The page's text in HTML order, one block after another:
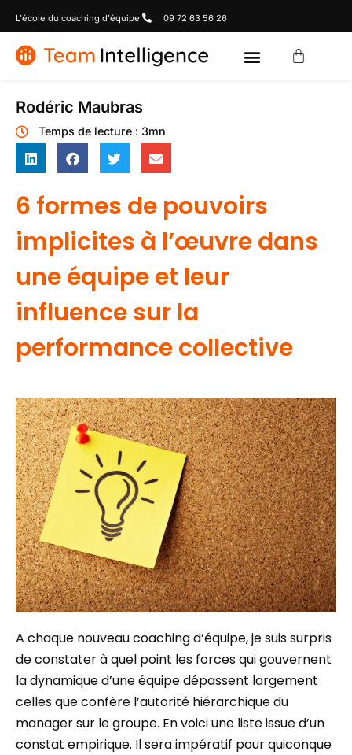
L'école du coaching d'équipe 09 72 63 56 26
Rodéric Maubras
Temps de lecture : 3mn
6 formes de pouvoirs
implicites à l’œuvre dans
une équipe et leur
influence sur la
performance collective
A chaque nouveau coaching d’équipe, je suis surpris
de constater à quel point les forces qui gouvernent
la dynamique d’une équipe dépassent largement
celles que confère l’autorité hiérarchique du
manager sur le groupe. En voici une liste issue d’un
constat empirique. Il sera impératif pour quiconque